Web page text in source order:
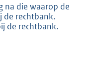
na die waarop de
de rechtbank.
de rechtbank.